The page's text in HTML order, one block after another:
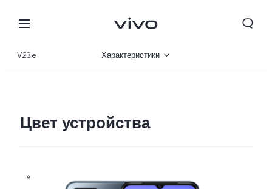
V23e Характеристики
Цвет устройства